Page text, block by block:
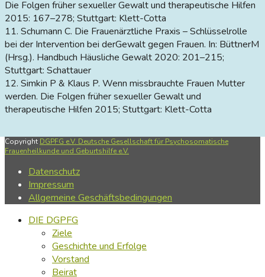
Die Folgen früher sexueller Gewalt und therapeutische Hilfen
2015: 167–278; Stuttgart: Klett-Cotta
11. Schumann C. Die Frauenärztliche Praxis – Schlüsselrolle
bei der Intervention bei derGewalt gegen Frauen. In: BüttnerM
(Hrsg.). Handbuch Häusliche Gewalt 2020: 201–215;
Stuttgart: Schattauer
12. Simkin P & Klaus P. Wenn missbrauchte Frauen Mutter
werden. Die Folgen früher sexueller Gewalt und
therapeutische Hilfen 2015; Stuttgart: Klett-Cotta
Copyright DGPFG e.V. Deutsche Gesellschaft für Psychosomatische
Frauenheilkunde und Geburtshilfe e.V.
Datenschutz
Impressum
Allgemeine Geschäftsbedingungen
DIE DGPFG
Ziele
Geschichte und Erfolge
Vorstand
Beirat